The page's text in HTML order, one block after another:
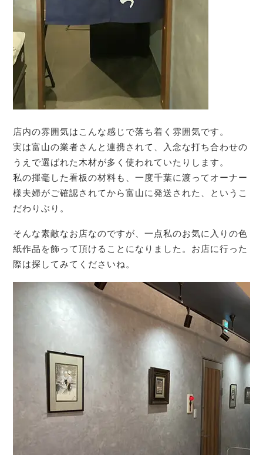
店内の雰囲気はこんな感じで落ち着く雰囲気です。
実は富山の業者さんと連携されて、入念な打ち合わせの
うえで選ばれた木材が多く使われていたりします。
私の揮毫した看板の材料も、一度千葉に渡ってオーナー
様夫婦がご確認されてから富山に発送された、というこ
だわりぶり。
そんな素敵なお店なのですが、一点私のお気に入りの色
紙作品を飾って頂けることになりました。お店に行った
際は探してみてくださいね。